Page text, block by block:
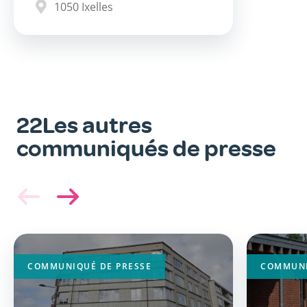
1050 Ixelles
22Les autres
communiqués de presse
Image
principale
COMMUNIQUÉ DE PRESSE
Image